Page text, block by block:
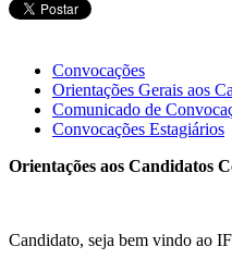
Convocações
Orientações Gerais aos
Comunicado de
Convocações Estagiários
Orientações aos Candidatos
Candidato, seja bem vindo ao